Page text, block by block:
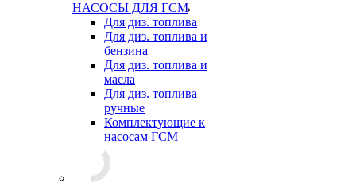
НАСОСЫ ДЛЯ ГСМ
Для диз. топлива
Для диз. топлива и
бензина
Для диз. топлива и
масла
Для диз. топлива
ручные
Комплектующие к
насосам ГСМ